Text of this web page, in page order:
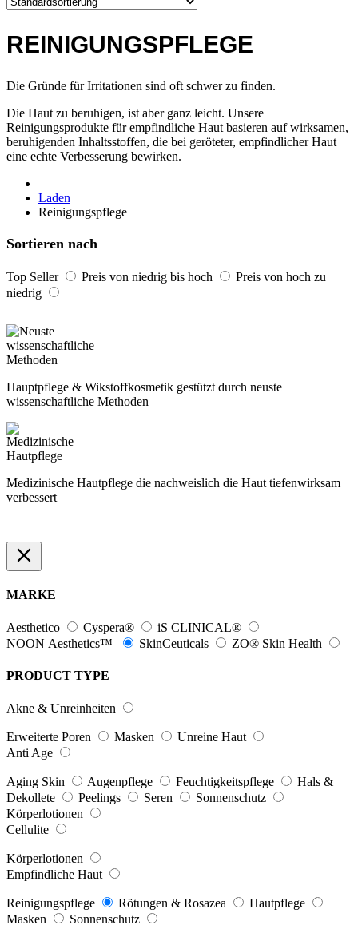
REINIGUNGSPFLEGE
Die Gründe für Irritationen sind oft schwer zu finden.
Die Haut zu beruhigen, ist aber ganz leicht. Unsere
Reinigungsprodukte für empfindliche Haut basieren auf wirksamen,
beruhigenden Inhaltsstoffen, die bei geröteter, empfindlicher Haut
eine echte Verbesserung bewirken.
Laden
Reinigungspflege
Sortieren nach
Top Seller Preis von niedrig bis hoch
Preis von hoch zu
niedrig
Hauptpflege & Wikstoffkosmetik gestützt durch neuste
wissenschaftliche Methoden
Medizinische Hautpflege die nachweislich die Haut tiefenwirksam
verbessert
MARKE
Aesthetico Cyspera®
iS CLINICAL®
NOON Aesthetics™
SkinCeuticals ZO® Skin Health
PRODUCT TYPE
Akne & Unreinheiten
Erweiterte Poren Masken
Unreine Haut
Anti Age
Aging Skin Augenpflege Feuchtigkeitspflege
Hals &
Dekollete
Peelings Seren
Sonnenschutz
Körperlotionen
Cellulite
Körperlotionen
Empfindliche Haut
Reinigungspflege Rötungen & Rosazea
Hautpflege
Masken
Sonnenschutz